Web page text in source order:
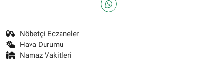
Nöbetçi Eczaneler
Hava Durumu
Namaz Vakitleri